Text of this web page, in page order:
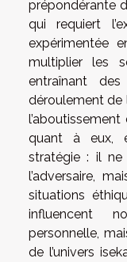
prépondérante
qui requiert
expérimentée
multiplier les
entraînant
déroulement de
quant à eux,
stratégie : il ne
l’adversaire,
situations
influencent
personnelle,
de l’univers